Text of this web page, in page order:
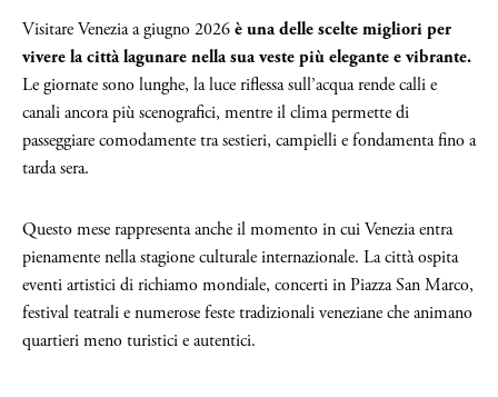
Visitare Venezia a giugno 2026è una delle scelte migliori per
vivere la città lagunare nella sua veste più elegante e vibrante.
Le giornate sono lunghe, la luce riflessa sull’acqua rende calli e
canali ancora più scenografici, mentre il clima permette di
passeggiare comodamente tra sestieri, campielli e fondamenta fino a
tarda sera.
Questo mese rappresenta anche il momento in cui Venezia entra
pienamente nella stagione culturale internazionale. La città ospita
eventi artistici di richiamo mondiale, concerti in Piazza San Marco,
festival teatrali e numerose feste tradizionali veneziane che animano
quartieri meno turistici e autentici.